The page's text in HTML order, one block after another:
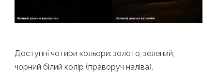
Доступні чотири кольори: золото, зелений,
чорний білий колір (праворуч наліва).